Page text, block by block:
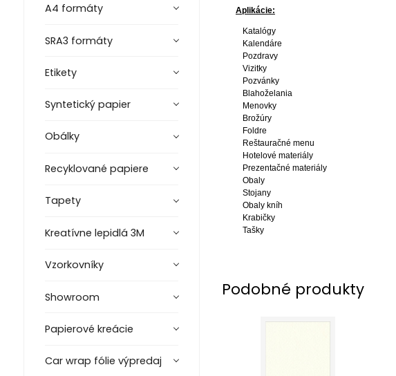
A4 formáty
SRA3 formáty
Etikety
Syntetický papier
Obálky
Recyklované papiere
Tapety
Kreatívne lepidlá 3M
Vzorkovníky
Showroom
Papierové kreácie
Car wrap fólie výpredaj
Aplikácie:
Katalógy
Kalendáre
Pozdravy
Vizitky
Pozvánky
Blahoželania
Menovky
Brožúry
Foldre
Reštauračné menu
Hotelové materiály
Prezentačné materiály
Obaly
Stojany
Obaly kníh
Krabičky
Tašky
Podobné produkty